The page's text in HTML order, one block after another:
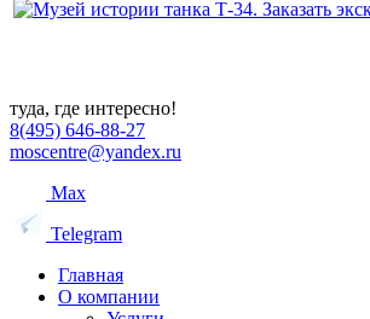
туда, где интересно!
8(495) 646-88-27
moscentre@yandex.ru
Max
Telegram
Главная
О компании